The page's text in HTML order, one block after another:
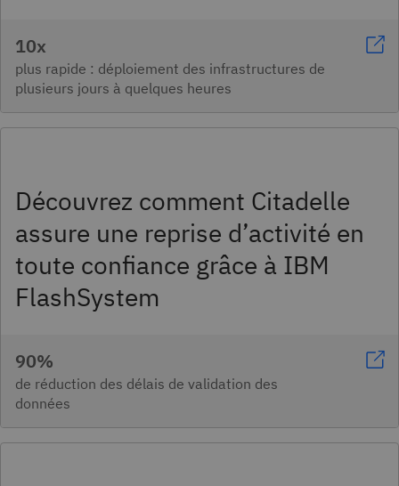
10x
plus rapide : déploiement des infrastructures de
plusieurs jours à quelques heures
Découvrez comment Citadelle
assure une reprise d’activité en
toute confiance grâce à IBM
FlashSystem
90%
de réduction des délais de validation des
données